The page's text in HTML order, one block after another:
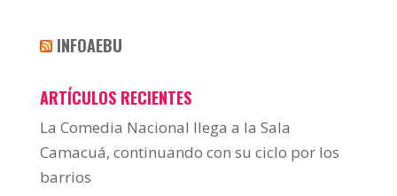
INFOAEBU
ARTÍCULOS RECIENTES
La Comedia Nacional llega a la Sala
Camacuá, continuando con su ciclo por los
barrios